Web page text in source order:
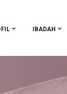
IBADAH